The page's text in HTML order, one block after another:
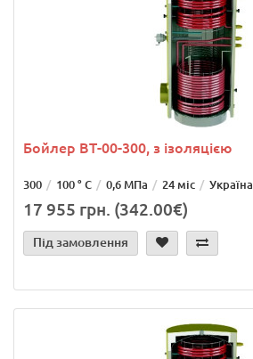
Бойлер ВТ-00-300, з ізоляцією
300 100 ° С 0,6 МПа 24 міс Україна
17 955 грн. (342.00€)
Під замовлення